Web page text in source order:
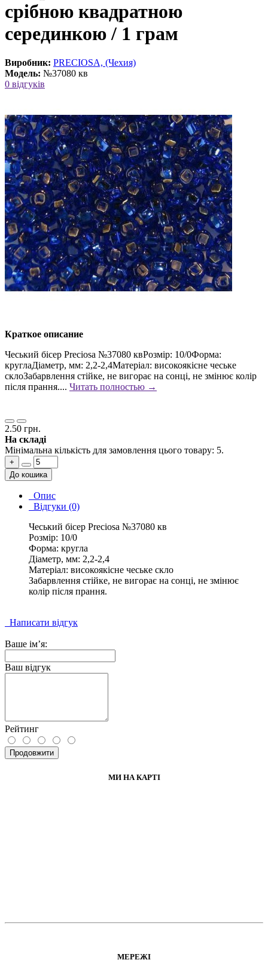
срібною квадратною
серединкою / 1 грам
Виробник: PRECIOSA, (Чехия)
Модель: №37080 кв
0 відгуків
Краткое описание
Чеський бісер Preciosa №37080 квРозмір: 10/0Форма:
круглаДіаметр, мм: 2,2-2,4Матеріал: високоякісне чеське
склоЗабарвлення стійке, не вигорає на сонці, не змінює колір
після прання.... Читать полностью →
2.50 грн.
На складі
Мінімальна кількість для замовлення цього товару: 5.
+
До кошика
Опис
Відгуки (0)
Чеський бісер Preciosa №37080 кв
Розмір: 10/0
Форма: кругла
Діаметр, мм: 2,2-2,4
Матеріал: високоякісне чеське скло
Забарвлення стійке, не вигорає на сонці, не змінює
колір після прання.
Написати відгук
Ваше ім’я:
Ваш відгук
Рейтинг
Продовжити
МИ НА КАРТІ
МЕРЕЖІ